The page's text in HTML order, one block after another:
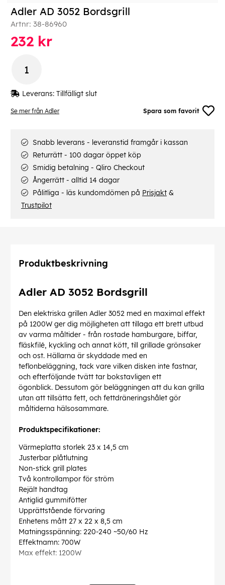
Se mer från Adler Spara som favorit
Adler AD 3052 Bordsgrill
Artnr: 38-86960
232 kr
Leverans: Tillfälligt slut
Snabb leverans - leveranstid framgår i kassan
Returrätt - 100 dagar öppet köp
Smidig betalning - Qliro Checkout
Ångerrätt - alltid 14 dagar
Pålitliga - läs kundomdömen på Prisjakt &
Trustpilot
Produktbeskrivning
Adler AD 3052 Bordsgrill
Den elektriska grillen Adler 3052 med en maximal effekt
på 1200W ger dig möjligheten att tillaga ett brett utbud
av varma måltider - från rostade hamburgare, biffar,
fläskfilé, kyckling och annat kött, till grillade grönsaker
och ost. Hällarna är skyddade med en
teflonbeläggning, tack vare vilken disken inte fastnar,
och efterföljande tvätt tar bokstavligen ett
ögonblick. Dessutom gör beläggningen att du kan grilla
utan att tillsätta fett, och fettdräneringshålet gör
måltiderna hälsosammare.
Produktspecifikationer:
Värmeplatta storlek 23 x 14,5 cm
Justerbar plåtlutning
Non-stick grill plates
Två kontrollampor för ström
Rejält handtag
Antiglid gummifötter
Upprättstående förvaring
Enhetens mått 27 x 22 x 8,5 cm
Matningsspänning: 220-240 ~50/60 Hz
Effektnamn: 700W
Max effekt: 1200W